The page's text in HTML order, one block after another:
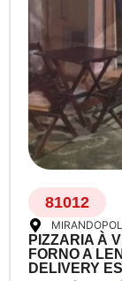
81012
PIZZARIA À
FORNO A
DELIVERY